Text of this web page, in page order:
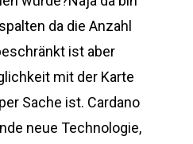
da die Anzahl
ist aber
mit der Karte
Sache ist. Cardano
neue Technologie,